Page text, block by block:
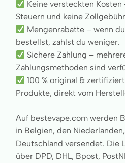
Keine versteckten Kosten
Steuern und keine
Mengenrabatte – wenn
bestellst, zahlst du weniger.
Sichere Zahlung –
Zahlungsmethoden sind
100 % original &
Produkte, direkt vom
Auf bestevape.com werden
in Belgien, den
Deutschland versendet. Die
über DPD, DHL, Bpost,